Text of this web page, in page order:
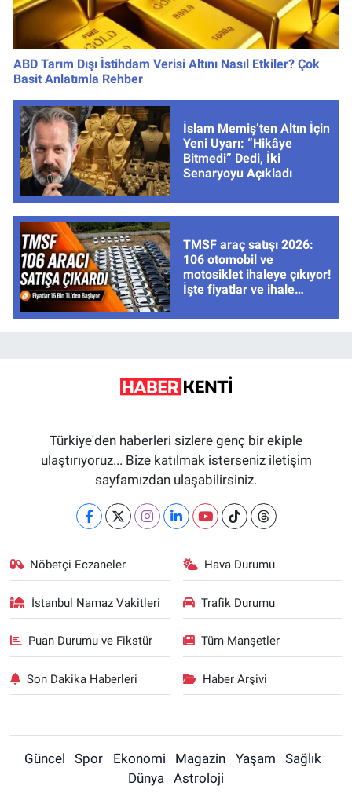
ABD Tarım Dışı İstihdam Verisi Altını Nasıl Etkiler? Çok
Basit Anlatımla Rehber
İslam Memiş’ten Altın İçin
Yeni Uyarı: “Hikâye
Bitmedi” Dedi, İki
Senaryoyu Açıkladı
TMSF araç satışı 2026:
106 otomobil ve
motosiklet ihaleye çıkıyor!
İşte fiyatlar ve ihale
Türkiye'den haberleri sizlere genç bir ekiple
ulaştırıyoruz... Bize katılmak isterseniz iletişim
sayfamızdan ulaşabilirsiniz.
Nöbetçi Eczaneler Hava Durumu
İstanbul Namaz Vakitleri Trafik Durumu
Puan Durumu ve Fikstür Tüm Manşetler
Son Dakika Haberleri Haber Arşivi
Güncel Spor Ekonomi Magazin Yaşam
Sağlık
Dünya
Astroloji